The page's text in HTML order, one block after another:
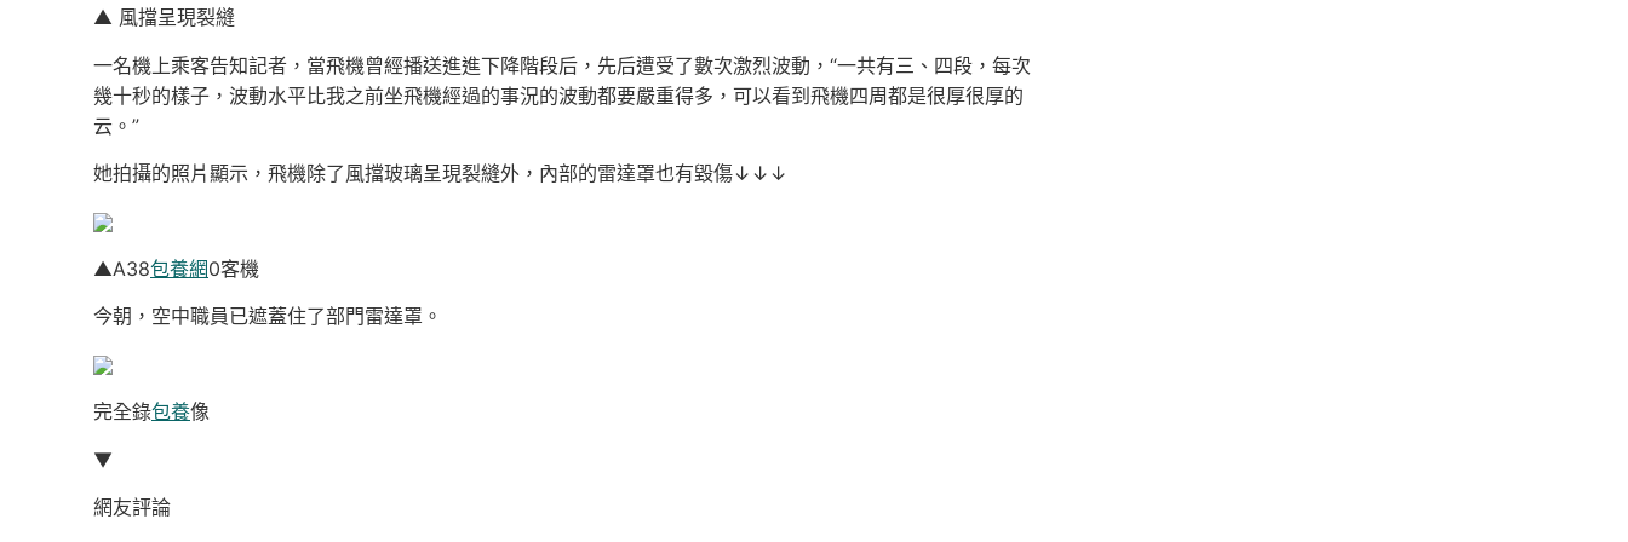
▲ 風擋呈現裂縫
一名機上乘客告知記者，當飛機曾經播送進進下降階段后，先后遭受了數次激烈波動，“一共有三、四段，每次
幾十秒的樣子，波動水平比我之前坐飛機經過的事況的波動都要嚴重得多，可以看到飛機四周都是很厚很厚的
云。”
她拍攝的照片顯示，飛機除了風擋玻璃呈現裂縫外，內部的雷達罩也有毀傷↓↓↓
▲A38包養網0客機
今朝，空中職員已遮蓋住了部門雷達罩。
完全錄包養像
▼
網友評論